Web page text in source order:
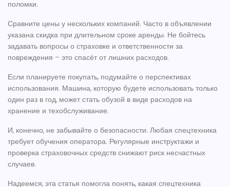
поломки.
Сравните цены у нескольких компаний. Часто в объявлении
указана скидка при длительном сроке аренды. Не бойтесь
задавать вопросы о страховке и ответственности за
повреждения – это спасёт от лишних расходов.
Если планируете покупать, подумайте о перспективах
использования. Машина, которую будете использовать только
один раз в год, может стать обузой в виде расходов на
хранение и техобслуживание.
И, конечно, не забывайте о безопасности. Любая спецтехника
требует обучения оператора. Регулярные инструктажи и
проверка страховочных средств снижают риск несчастных
случаев.
Надеемся, эта статья помогла понять, какая спецтехника